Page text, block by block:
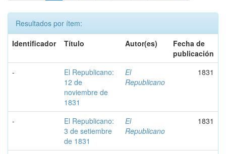
Resultados por ítem:
Identificador
Título Autor(es)
Fecha de
publicación
-
El Republicano:
12 de
noviembre de
1831
El
Republicano
1831
-
El Republicano:
3 de setiembre
de 1831
El
Republicano
1831